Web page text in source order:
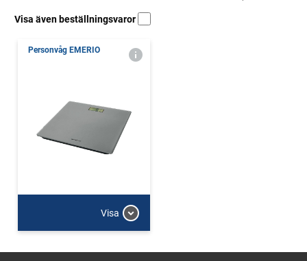
Visa även beställningsvaror
Personvåg EMERIO
Visa